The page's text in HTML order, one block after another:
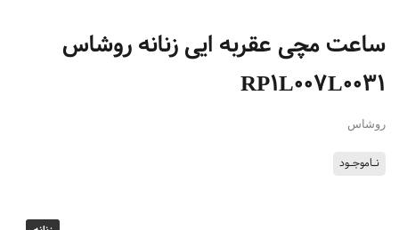
ساعت مچی عقربه ایی زنانه روشاس
RP1L007L0031
روشاس
نـاموجـود